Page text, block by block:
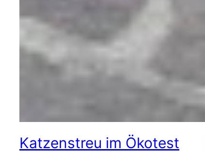
Katzenstreu im Ökotest